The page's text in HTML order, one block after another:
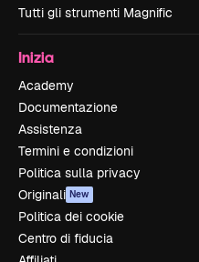
Tutti gli strumenti Magnific
Inizia
Academy
Documentazione
Assistenza
Termini e condizioni
Politica sulla privacy
Originali New
Politica dei cookie
Centro di fiducia